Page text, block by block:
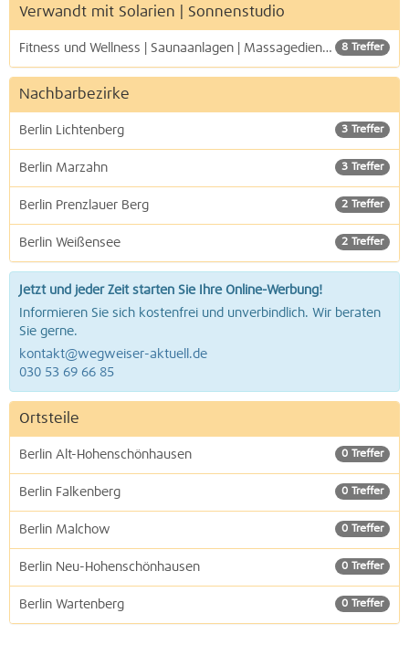
Verwandt mit Solarien | Sonnenstudio
8 Treffer
Fitness und Wellness | Saunaanlagen | Massagedienste
Nachbarbezirke
3 Treffer
Berlin Lichtenberg
3 Treffer
Berlin Marzahn
2 Treffer
Berlin Prenzlauer Berg
2 Treffer
Berlin Weißensee
Jetzt und jeder Zeit starten Sie Ihre Online-Werbung!
Informieren Sie sich kostenfrei und unverbindlich. Wir beraten
Sie gerne.
kontakt@wegweiser-aktuell.de
030 53 69 66 85
Ortsteile
0 Treffer
Berlin Alt-Hohenschönhausen
0 Treffer
Berlin Falkenberg
0 Treffer
Berlin Malchow
0 Treffer
Berlin Neu-Hohenschönhausen
0 Treffer
Berlin Wartenberg